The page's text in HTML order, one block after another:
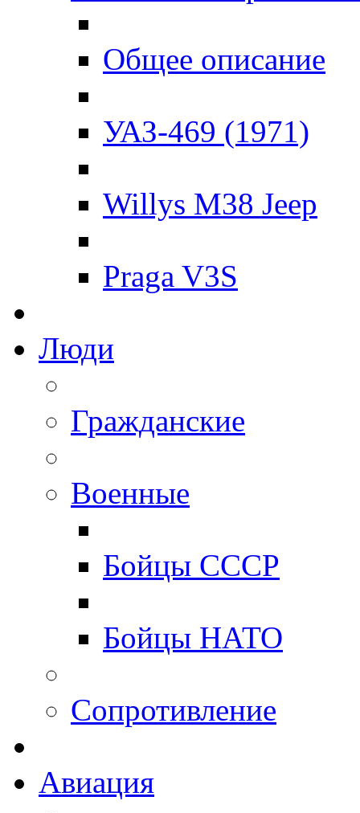
Общее описание
УАЗ-469 (1971)
Willys M38 Jeep
Praga V3S
Люди
Гражданские
Военные
Бойцы СССР
Бойцы НАТО
Сопротивление
Авиация